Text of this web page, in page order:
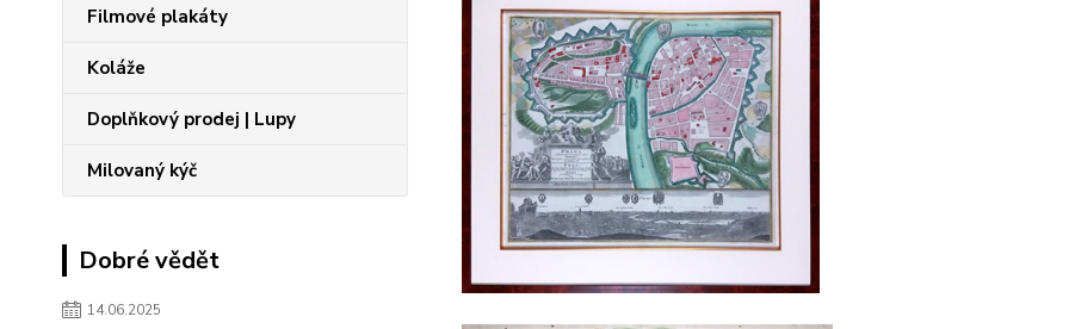
Filmové plakáty
Koláže
Doplňkový prodej | Lupy
Milovaný kýč
Dobré vědět
14.06.2025